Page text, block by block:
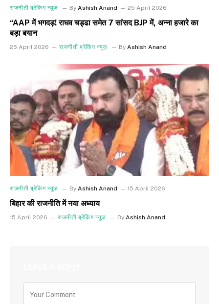
राजनीती ब्रेकिंग न्यूज़ By Ashish Anand 25 April 2026
“AAP में भगदड़! राघव चड्ढा समेत 7 सांसद BJP में, अन्ना हजारे का
बड़ा बयान
25 April 2026 राजनीती ब्रेकिंग न्यूज़ By Ashish Anand
राजनीती ब्रेकिंग न्यूज़ By Ashish Anand 15 April 2026
बिहार की राजनीति में नया अध्याय
15 April 2026 राजनीती ब्रेकिंग न्यूज़ By Ashish Anand